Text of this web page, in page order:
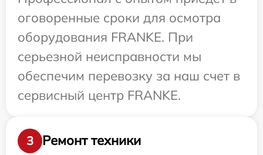
оговоренные сроки для осмотра
оборудования FRANKE. При
серьезной неисправности мы
обеспечим перевозку за наш счет в
сервисный центр FRANKE.
3
Ремонт техники